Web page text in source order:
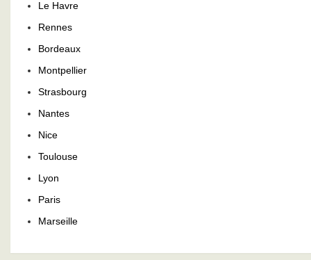
Le Havre
Rennes
Bordeaux
Montpellier
Strasbourg
Nantes
Nice
Toulouse
Lyon
Paris
Marseille